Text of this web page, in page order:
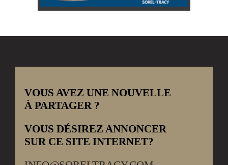
VOUS AVEZ UNE NOUVELLE
À PARTAGER ?
VOUS DÉSIREZ ANNONCER
SUR CE SITE INTERNET?